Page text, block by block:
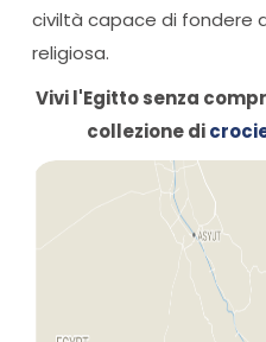
civiltà capace di fondere
religiosa.
Vivi l'Egitto senza
collezione di